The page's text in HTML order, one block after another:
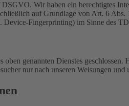
Wir haben ein berechtigtes
auf Grundlage von Art. 6
Fingerprinting) im Sinne des
genannten Dienstes
nur nach unseren Weisungen